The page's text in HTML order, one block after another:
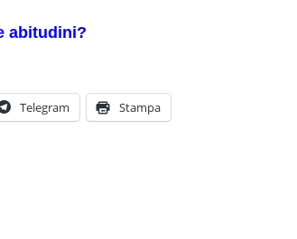
abitudini?
Telegram Stampa